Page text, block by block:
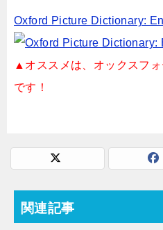
Oxford Picture Dictionary:
▲オススメは、オックスフ
です！
関連記事